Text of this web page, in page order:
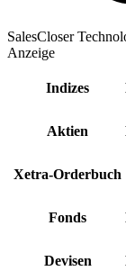
SalesCloser
Anzeige
Indizes
Aktien
Xetra-Orderbuch
Fonds
Devisen